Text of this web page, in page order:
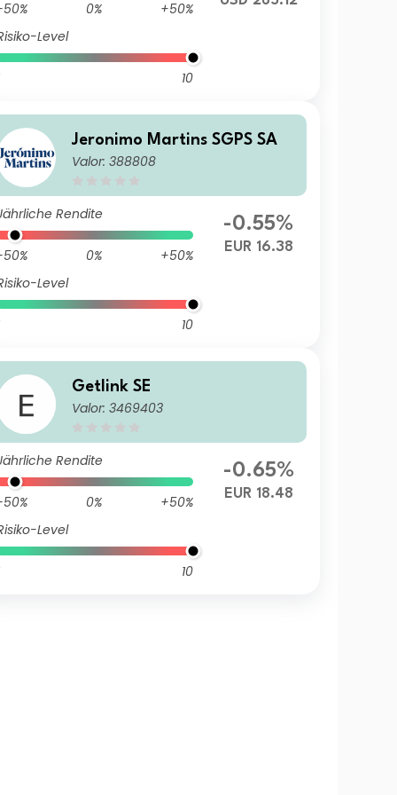
0%
+50%
Level
10
Jeronimo Martins SGPS SA
Valor: 388808
Rendite
0%
+50%
Level
10
-0.55%
EUR 16.38
Getlink SE
Valor: 3469403
Rendite
0%
+50%
Level
10
-0.65%
EUR 18.48